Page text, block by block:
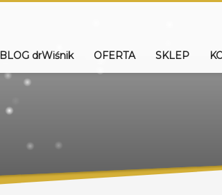
BLOG drWiśnik OFERTA SKLEP